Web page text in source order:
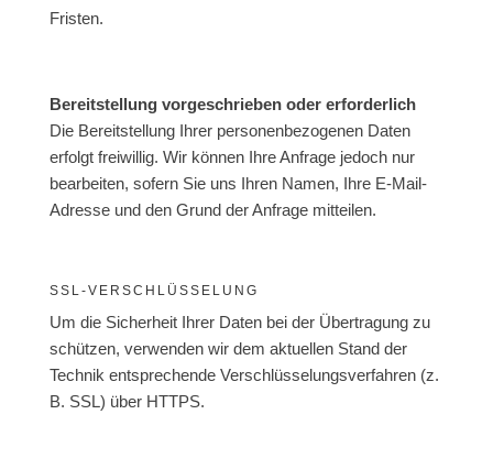
Fristen.
Bereitstellung vorgeschrieben oder erforderlich
Die Bereitstellung Ihrer personenbezogenen Daten
erfolgt freiwillig. Wir können Ihre Anfrage jedoch nur
bearbeiten, sofern Sie uns Ihren Namen, Ihre E-Mail-
Adresse und den Grund der Anfrage mitteilen.
SSL-VERSCHLÜSSELUNG
Um die Sicherheit Ihrer Daten bei der Übertragung zu
schützen, verwenden wir dem aktuellen Stand der
Technik entsprechende Verschlüsselungsverfahren (z.
B. SSL) über HTTPS.